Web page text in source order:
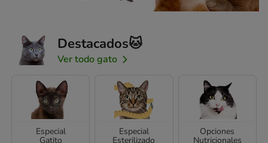
Destacados🐱
Ver todo gato
Especial
Gatito
Especial
Esterilizado
Opciones
Nutricionales